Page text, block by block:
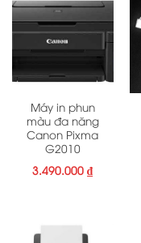
Máy in phun
màu đa năng
Canon Pixma
G2010
3.490.000₫